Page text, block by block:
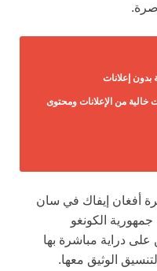
بدون إعلانات
من الإعلانات ومحتوى
أفغان إيفاك في سان
الكونغو
دراية مباشرة بها
الوثيق معها.